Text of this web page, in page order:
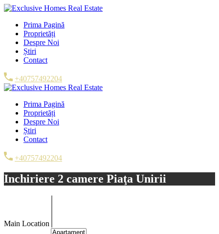
Prima Pagină
Proprietăți
Despre Noi
Știri
Contact
+40757492204
Prima Pagină
Proprietăți
Despre Noi
Știri
Contact
+40757492204
Inchiriere 2 camere Piaţa Unirii
Main Location